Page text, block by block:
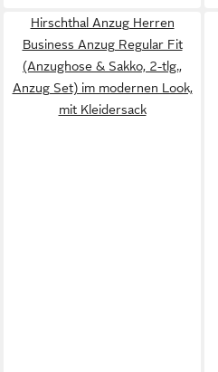
Hirschthal Anzug Herren
Business Anzug Regular Fit
(Anzughose & Sakko, 2-tlg.,
Anzug Set) im modernen Look,
mit Kleidersack